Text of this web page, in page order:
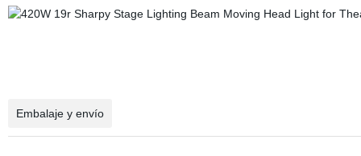
Embalaje y envío